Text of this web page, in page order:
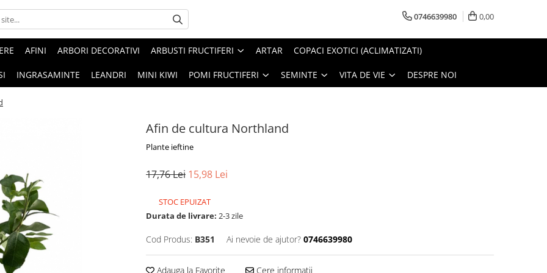
0746639980 0,00
AFINI ARBORI DECORATIVI ARBUSTI FRUCTIFERI ARTAR COPACI EXOTICI (ACLIMATIZATI)
INGRASAMINTE LEANDRI MINI KIWI POMI FRUCTIFERI SEMINTE VITA DE VIE DESPRE NOI
Afin de cultura Northland
Plante ieftine
17,76 Lei 15,98 Lei
STOC EPUIZAT
Durata de livrare: 2-3 zile
Cod Produs: B351 Ai nevoie de ajutor? 0746639980
Adauga la Favorite Cere informatii